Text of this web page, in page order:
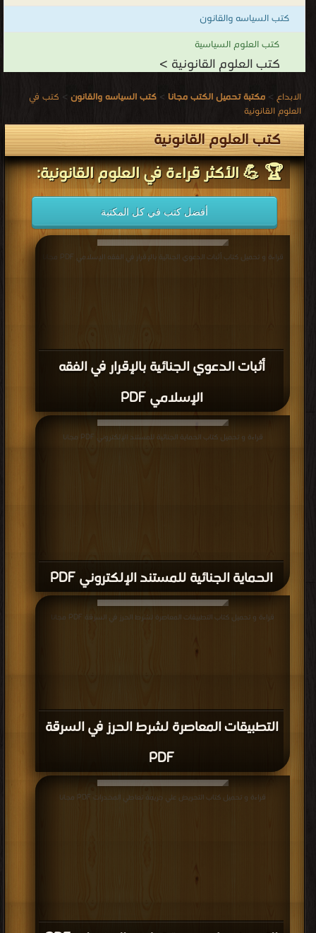
كتب السياسه والقانون
كتب العلوم السياسية
كتب العلوم القانونية >
الابداع > مكتبة تحميل الكتب مجانا > كتب السياسه والقانون > كتب في
العلوم القانونية
كتب العلوم القانونية
🏆 💪 الأكثر قراءة في العلوم القانونية:
أفضل كتب في كل المكتبة
أثبات الدعوي الجنائية بالإقرار في الفقه
الإسلامي PDF
قراءة و تحميل كتاب أثبات الدعوي الجنائية بالإقرار في الفقه الإسلامي PDF مجانا
الحماية الجنائية للمستند الإلكتروني PDF
قراءة و تحميل كتاب الحماية الجنائية للمستند الإلكتروني PDF مجانا
التطبيقات المعاصرة لشرط الحرز في السرقة
PDF
قراءة و تحميل كتاب التطبيقات المعاصرة لشرط الحرز في السرقة PDF مجانا
قراءة و تحميل كتاب التحريض علي جريمة تعاطي المخدرات PDF مجانا